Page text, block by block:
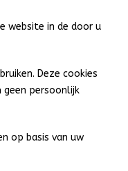
website in de door u
Deze cookies
geen persoonlijk
op basis van uw